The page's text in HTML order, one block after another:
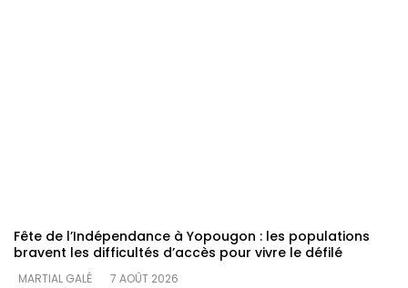
Fête de l’Indépendance à Yopougon : les populations
bravent les difficultés d’accès pour vivre le défilé
MARTIAL GALÉ
7 AOÛT 2026